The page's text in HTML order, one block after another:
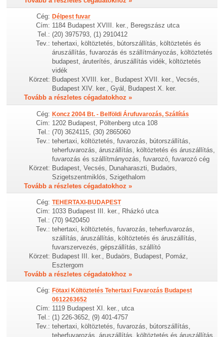
Cég: Délpest fuvar
Cím: 1184 Budapest XVIII. ker., Beregszász utca
Tel.: (20) 3975793, (1) 2910412
Tev.: tehertaxi, költöztetés, bútorszállítás, költöztetés és
áruszállítás, fuvarozás és szállítmányozás, költöztetés
budapest, áruterítés, áruszállítás vidék, költöztetés
vidék
Körzet: Budapest XVIII. ker., Budapest XVII. ker., Vecsés,
Budapest XIV. ker., Gyál, Budapest X. ker.
Tovább a részletes cégadatokhoz »
Cég: Koncz 2004 Bt. - Belföldi Árufuvarozás, Szállítás
Cím: 1202 Budapest, Pöltenberg utca 108
Tel.: (70) 3624115, (30) 2865060
Tev.: tehertaxi, költöztetés, fuvarozás, bútorszállítás,
teherfuvarozás, áruszállítás, költöztetés és áruszállítás,
fuvarozás és szállítmányozás, fuvarozó, fuvarozó cég
Körzet: Budapest, Vecsés, Dunaharaszti, Budaörs,
Szigetszentmiklós, Szigethalom
Tovább a részletes cégadatokhoz »
Cég: TEHERTAXI-BUDAPEST
Cím: 1033 Budapest III. ker., Rházkó utca
Tel.: (70) 9420450
Tev.: tehertaxi, költöztetés, fuvarozás, teherfuvarozás,
szállítás, áruszállítás, költöztetés és áruszállítás,
fuvarszervezés, gépszállítás, szállító
Körzet: Budapest III. ker., Budaörs, Budapest, Pomáz,
Esztergom
Tovább a részletes cégadatokhoz »
Cég: Fötaxi Költöztetés Tehertaxi Fuvarozás Budapest
0612263652
Cím: 1119 Budapest XI. ker., utca
Tel.: (1) 226-3652, (9) 401-4757
Tev.: tehertaxi, költöztetés, fuvarozás, bútorszállítás,
teherfuvarozás, áruszállítás, költöztetés és áruszállítás,